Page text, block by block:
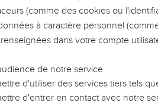
: Zakkour, Yitseri, Netania,
Mattitiahou, Yerémoth,
Ezer.
(comme des cookies ou
à caractère personnel
dans votre compte
de notre service
d'utiliser des services tiers tels
d'entrer en contact avec notre